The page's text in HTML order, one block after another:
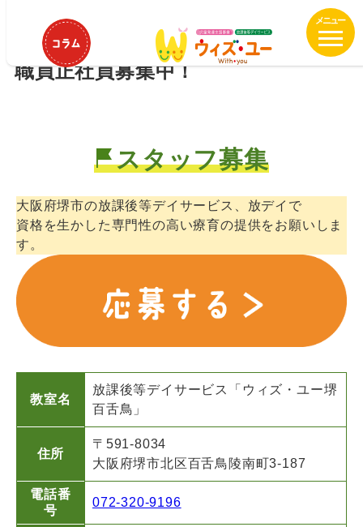
コ
動
ウィズ・ユー堺 百舌鳥 作業療法
士、理学療法士、言語聴覚士他専門
職員正社員募集中！
スタッフ募集
大阪府堺市の放課後等デイサービス、放デイで
資格を生かした専門性の高い療育の提供をお願いしま
す。
教室名
放課後等デイサービス「ウィズ・ユー堺
百舌鳥」
住所
〒591-8034
大阪府堺市北区百舌鳥陵南町3-187
電話番
号
072-320-9196